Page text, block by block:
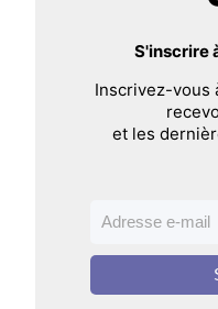
S'inscrire
Inscrivez-vous
et les